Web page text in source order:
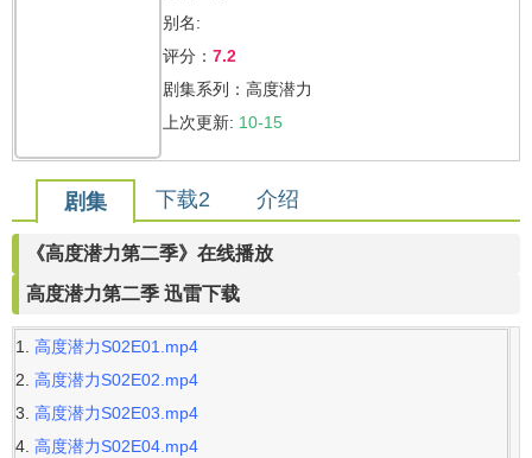
别名:
评分： 7.2
剧集系列：高度潜力
上次更新: 10-15
剧集 下载2 介绍
《高度潜力第二季》在线播放
高度潜力第二季 迅雷下载
高度潜力S02E01.mp4
高度潜力S02E02.mp4
高度潜力S02E03.mp4
高度潜力S02E04.mp4